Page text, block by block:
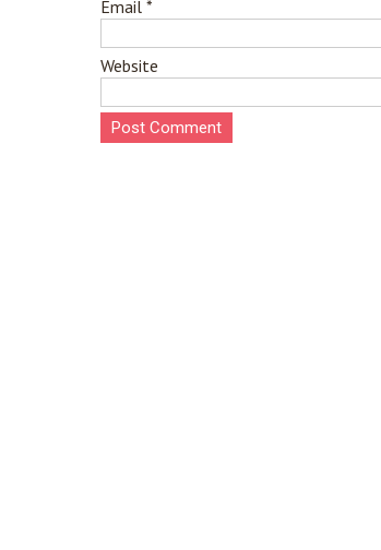
Email *
Website